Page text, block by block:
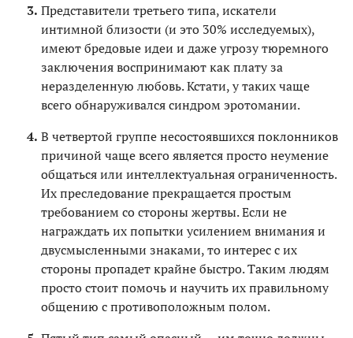
Представители третьего типа, искатели
интимной близости (и это 30% исследуемых),
имеют бредовые идеи и даже угрозу тюремного
заключения воспринимают как плату за
неразделенную любовь. Кстати, у таких чаще
всего обнаруживался синдром эротомании.
В четвертой группе несостоявшихся поклонников
причиной чаще всего является просто неумение
общаться или интеллектуальная ограниченность.
Их преследование прекращается простым
требованием со стороны жертвы. Если не
награждать их попытки усилением внимания и
двусмысленными знаками, то интерес с их
стороны пропадет крайне быстро. Таким людям
просто стоит помочь и научить их правильному
общению с противоположным полом.